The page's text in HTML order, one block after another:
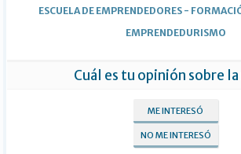
ESCUELA DE EMPRENDEDORES-
EMPRENDEDURISMO
Cuál es tu opinión sobre
ME INTERESÓ
NO ME INTERESÓ